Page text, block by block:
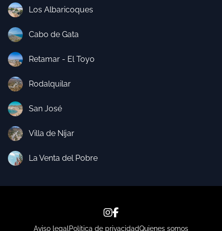
Los Albaricoques
Cabo de Gata
Retamar - El Toyo
Rodalquilar
San José
Villa de Níjar
La Venta del Pobre
Aviso legal Política de privacidadQuienes somos